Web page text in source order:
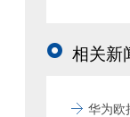
相关新
华为欧